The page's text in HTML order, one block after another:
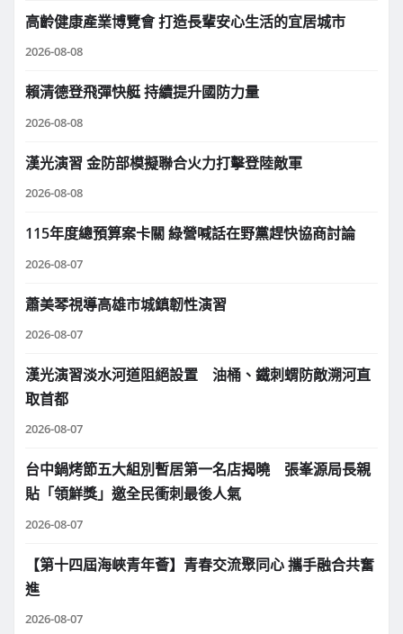
高齡健康產業博覽會 打造長輩安心生活的宜居城市
2026-08-08
賴清德登飛彈快艇 持續提升國防力量
2026-08-08
漢光演習 金防部模擬聯合火力打擊登陸敵軍
2026-08-08
115年度總預算案卡關 綠營喊話在野黨趕快協商討論
2026-08-07
蕭美琴視導高雄市城鎮韌性演習
2026-08-07
漢光演習淡水河道阻絕設置 油桶、鐵刺蝟防敵溯河直
取首都
2026-08-07
台中鍋烤節五大組別暫居第一名店揭曉 張峯源局長親
貼「領鮮獎」邀全民衝刺最後人氣
2026-08-07
【第十四屆海峽青年薈】青春交流聚同心 攜手融合共奮
進
2026-08-07